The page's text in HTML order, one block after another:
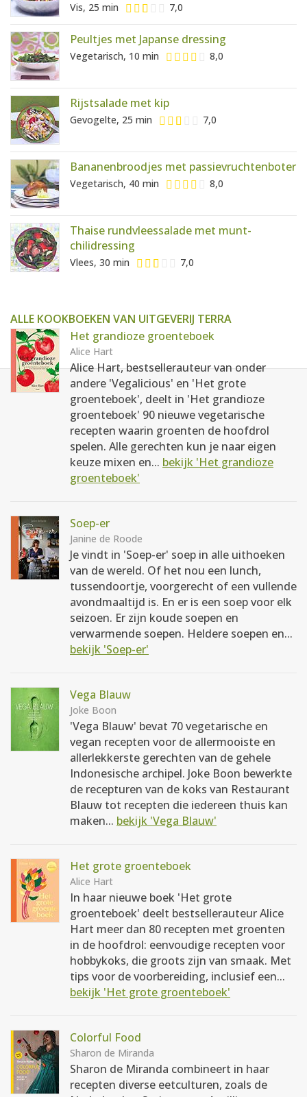
Vis, 25 min 7,0
Peultjes met Japanse dressing
Vegetarisch, 10 min 8,0
Rijstsalade met kip
Gevogelte, 25 min 7,0
Bananenbroodjes met passievruchtenboter
Vegetarisch, 40 min 8,0
Thaise rundvleessalade met munt-
chilidressing
Vlees, 30 min 7,0
ALLE KOOKBOEKEN VAN UITGEVERIJ TERRA
Het grandioze groenteboek
Alice Hart
Alice Hart, bestsellerauteur van onder
andere 'Vegalicious' en 'Het grote
groenteboek', deelt in 'Het grandioze
groenteboek' 90 nieuwe vegetarische
recepten waarin groenten de hoofdrol
spelen. Alle gerechten kun je naar eigen
keuze mixen en... bekijk 'Het grandioze
groenteboek'
Soep-er
Janine de Roode
Je vindt in 'Soep-er' soep in alle uithoeken
van de wereld. Of het nou een lunch,
tussendoortje, voorgerecht of een vullende
avondmaaltijd is. En er is een soep voor elk
seizoen. Er zijn koude soepen en
verwarmende soepen. Heldere soepen en...
bekijk 'Soep-er'
Vega Blauw
Joke Boon
'Vega Blauw' bevat 70 vegetarische en
vegan recepten voor de allermooiste en
allerlekkerste gerechten van de gehele
Indonesische archipel. Joke Boon bewerkte
de recepturen van de koks van Restaurant
Blauw tot recepten die iedereen thuis kan
maken... bekijk 'Vega Blauw'
Het grote groenteboek
Alice Hart
In haar nieuwe boek 'Het grote
groenteboek' deelt bestsellerauteur Alice
Hart meer dan 80 recepten met groenten
in de hoofdrol: eenvoudige recepten voor
hobbykoks, die groots zijn van smaak. Met
tips voor de voorbereiding, inclusief een...
bekijk 'Het grote groenteboek'
Colorful Food
Sharon de Miranda
Sharon de Miranda combineert in haar
recepten diverse eetculturen, zoals de